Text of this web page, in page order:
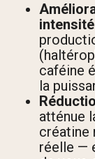
caféine
la
atténue
créatine
réelle —